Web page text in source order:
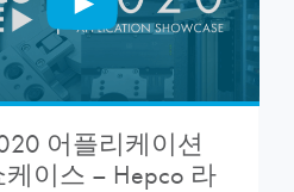
어플리케이션
케이스 – Hepco 라